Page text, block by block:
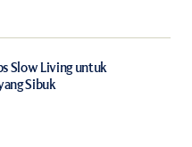
Slow Living untuk
Sibuk